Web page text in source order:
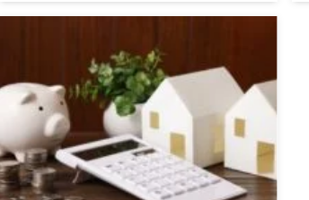
い！？お勧めな理由と狙うべき物件 マンションか
参考になる内容を解説しました。
https://youtu.be/dvNaTaDgE94 不動産会社は教え
てくれない、５つの不都合な事実 中古戸建購入で
不動産会社は教えてくれない、５つ ...